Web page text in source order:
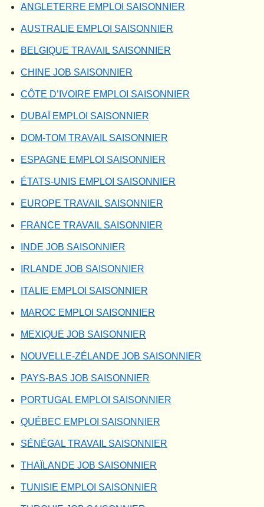
ANGLETERRE EMPLOI SAISONNIER
AUSTRALIE EMPLOI SAISONNIER
BELGIQUE TRAVAIL SAISONNIER
CHINE JOB SAISONNIER
CÔTE D’IVOIRE EMPLOI SAISONNIER
DUBAÏ EMPLOI SAISONNIER
DOM-TOM TRAVAIL SAISONNIER
ESPAGNE EMPLOI SAISONNIER
ÉTATS-UNIS EMPLOI SAISONNIER
EUROPE TRAVAIL SAISONNIER
FRANCE TRAVAIL SAISONNIER
INDE JOB SAISONNIER
IRLANDE JOB SAISONNIER
ITALIE EMPLOI SAISONNIER
MAROC EMPLOI SAISONNIER
MEXIQUE JOB SAISONNIER
NOUVELLE-ZÉLANDE JOB SAISONNIER
PAYS-BAS JOB SAISONNIER
PORTUGAL EMPLOI SAISONNIER
QUÉBEC EMPLOI SAISONNIER
SÉNÉGAL TRAVAIL SAISONNIER
THAÏLANDE JOB SAISONNIER
TUNISIE EMPLOI SAISONNIER